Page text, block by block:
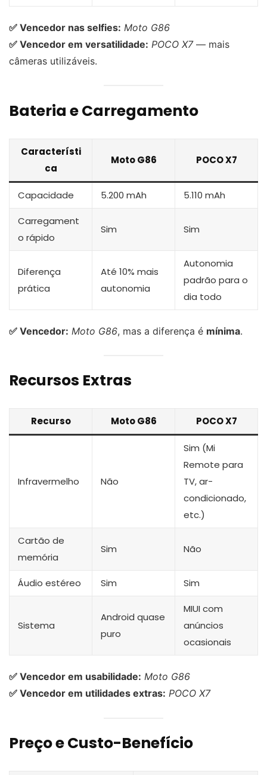
✅ Vencedor nas selfies: Moto G86
✅ Vencedor em versatilidade: POCO X7— mais
câmeras utilizáveis.
Bateria e Carregamento
Característi
ca
Moto G86 POCO X7
Capacidade 5.200 mAh 5.110 mAh
Carregament
o rápido
Sim Sim
Diferença
prática
Até 10% mais
autonomia
Autonomia
padrão para o
dia todo
✅ Vencedor: Moto G86, mas a diferença é mínima.
Recursos Extras
Recurso Moto G86 POCO X7
Infravermelho Não
Sim (Mi
Remote para
TV, ar-
condicionado,
etc.)
Cartão de
memória
Sim Não
Áudio estéreo Sim Sim
Sistema
Android quase
puro
MIUI com
anúncios
ocasionais
✅ Vencedor em usabilidade: Moto G86
✅ Vencedor em utilidades extras: POCO X7
Preço e Custo-Benefício